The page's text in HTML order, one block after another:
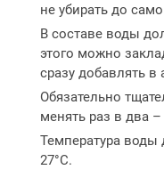
не убирать до
В составе воды
этого можно
сразу добавлять в
Обязательно
менять раз в два
Температура воды
27°С.